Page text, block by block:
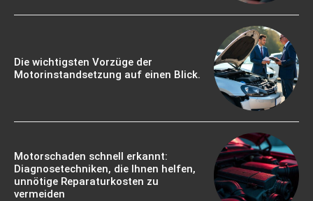
Die wichtigsten Vorzüge der
Motorinstandsetzung auf einen Blick.
Motorschaden schnell erkannt:
Diagnosetechniken, die Ihnen helfen,
unnötige Reparaturkosten zu
vermeiden